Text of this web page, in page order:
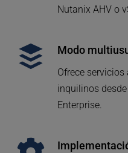
Nutanix AHV o
Modo
Ofrece
inquilinos
Enterprise.